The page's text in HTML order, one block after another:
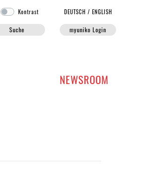
Kontrast DEUTSCH /ENGLISH
Suche myuniko Login
NEWSROOM